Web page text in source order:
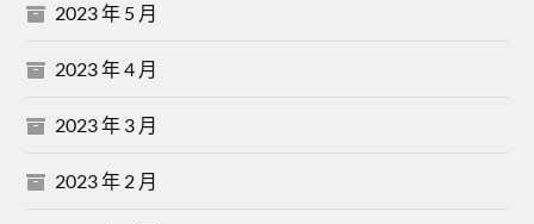
2023 年 5 月
2023 年 4 月
2023 年 3 月
2023 年 2 月